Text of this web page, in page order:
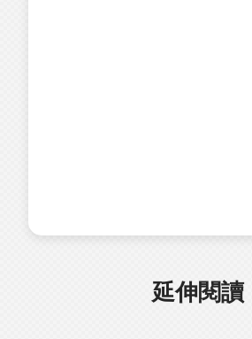
延伸閱讀